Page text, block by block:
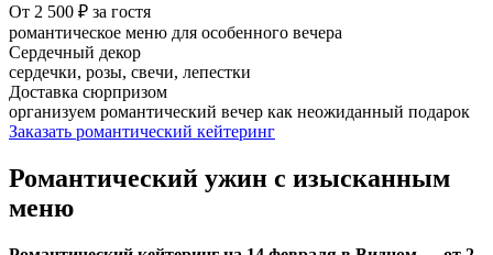
От 2 500 ₽ за гостя
романтическое меню для особенного вечера
Сердечный декор
сердечки, розы, свечи, лепестки
Доставка сюрпризом
организуем романтический вечер как неожиданный подарок
Заказать романтический кейтеринг
Романтический ужин с изысканным
меню